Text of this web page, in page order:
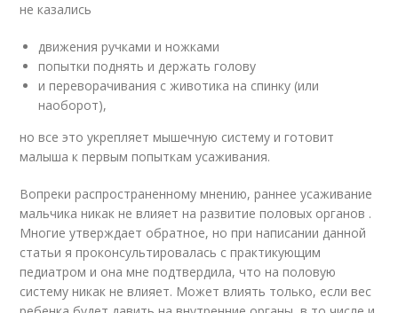
не казались
движения ручками и ножками
попытки поднять и держать голову
и переворачивания с животика на спинку (или
наоборот),
но все это укрепляет мышечную систему и готовит
малыша к первым попыткам усаживания.
Вопреки распространенному мнению, раннее усаживание
мальчика никак не влияет на развитие половых органов .
Многие утверждает обратное, но при написании данной
статьи я проконсультировалась с практикующим
педиатром и она мне подтвердила, что на половую
систему никак не влияет. Может влиять только, если вес